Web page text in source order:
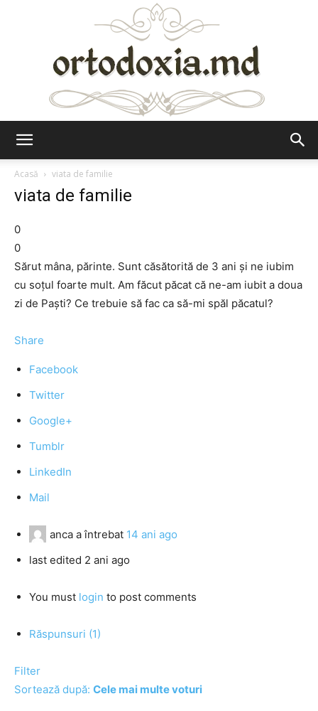
Acasă
viata de familie
viata de familie
0
0
Sărut mâna, părinte. Sunt căsătorită de 3 ani şi ne iubim
cu soţul foarte mult. Am făcut păcat că ne-am iubit a doua
zi de Paşti? Ce trebuie să fac ca să-mi spăl păcatul?
Share
Facebook
Twitter
Google+
Tumblr
LinkedIn
Mail
anca a întrebat 14 ani ago
last edited 2 ani ago
You must login to post comments
Răspunsuri (1)
Filter
Sortează după: Cele mai multe voturi